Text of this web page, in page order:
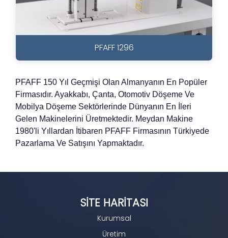
PFAFF 1296
PFAFF 150 Yıl Geçmişi Olan Almanyanın En Popüler
Firmasıdır. Ayakkabı, Çanta, Otomotiv Döşeme Ve
Mobilya Döşeme Sektörlerinde Dünyanın En İleri
Gelen Makinelerini Üretmektedir. Meydan Makine
1980'li Yıllardan İtibaren PFAFF Firmasının Türkiyede
Pazarlama Ve Satışını Yapmaktadır.
SITE HARITASI
Kurumsal
Üretim